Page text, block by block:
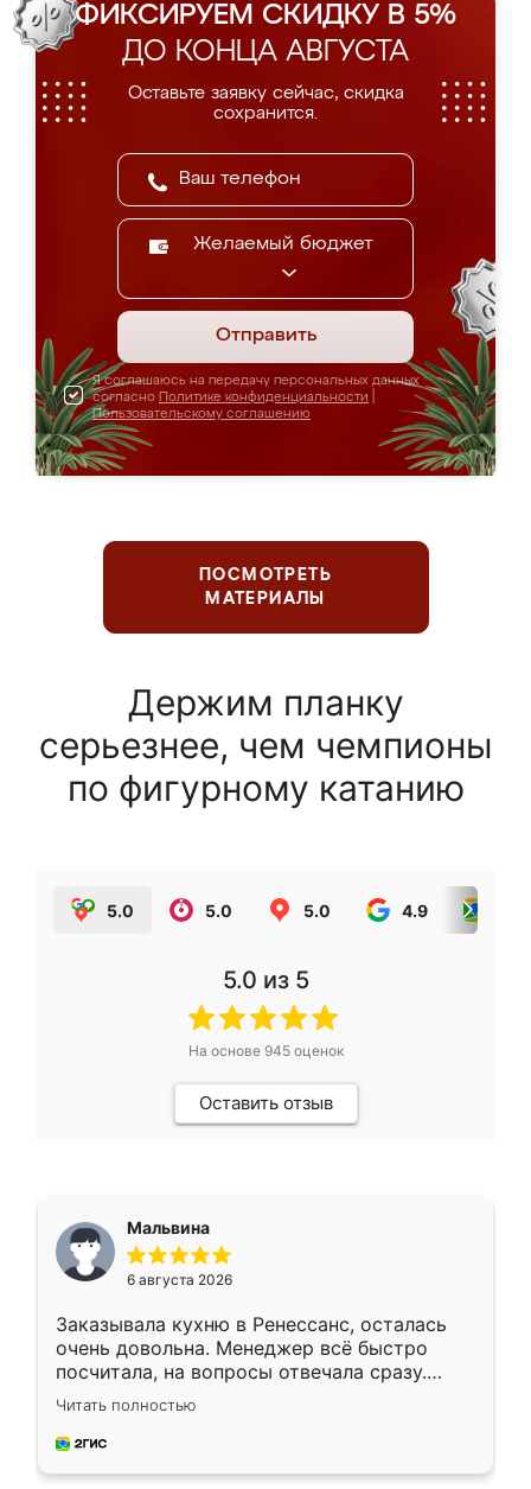
ФИКСИРУЕМ СКИДКУ В 5%
ДО КОНЦА АВГУСТА
Оставьте заявку сейчас, скидка
сохранится.
Желаемый бюджет
Отправить
Я соглашаюсь на передачу персональных данных
согласно Политике конфиденциальности
Пользовательскому соглашению
ПОСМОТРЕТЬ
МАТЕРИАЛЫ
Держим планку
серьезнее, чем чемпионы
по фигурному катанию
5.0 5.0 5.0 4.9
5.0 из 5
На основе 945оценок
Оставить отзыв
Мальвина
6 августа 2026
Заказывала кухню в Ренессанс, осталась
очень довольна. Менеджер всё быстро
посчитала, на вопросы отвечала сразу.
Замерщик приехал в субботу, подошёл к
делу со всей ответственностью. Собрали
за день, ребята работали аккуратно, даже
Читать полностью